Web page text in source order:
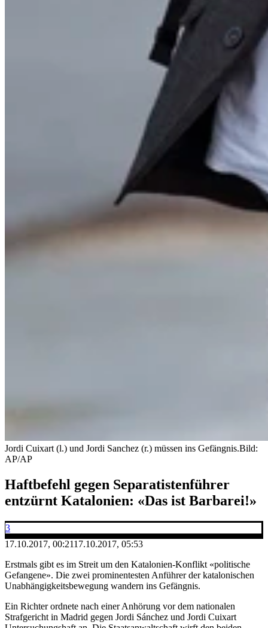
Jordi Cuixart (l.) und Jordi Sanchez (r.) müssen ins Gefängnis.Bild:
AP/AP
Haftbefehl gegen Separatistenführer
entzürnt Katalonien: «Das ist Barbarei!»
3
17.10.2017, 00:2117.10.2017, 05:53
Erstmals gibt es im Streit um den Katalonien-Konflikt «politische
Gefangene». Die zwei prominentesten Anführer der katalonischen
Unabhängigkeitsbewegung wandern ins Gefängnis.
Ein Richter ordnete nach einer Anhörung vor dem nationalen
Strafgericht in Madrid gegen Jordi Sánchez und Jordi Cuixart